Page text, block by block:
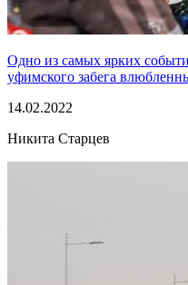
Одно из самых ярких
уфимского забега
14.02.2022
Никита Старцев